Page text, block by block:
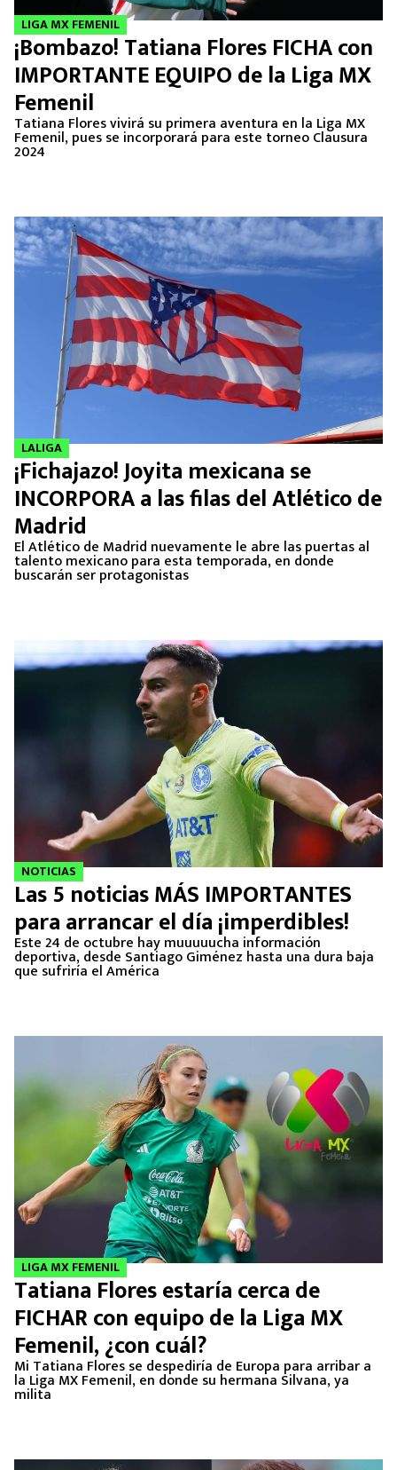
LIGA MX FEMENIL
¡Bombazo! Tatiana Flores FICHA con
IMPORTANTE EQUIPO de la Liga MX
Femenil
Tatiana Flores vivirá su primera aventura en la Liga MX
Femenil, pues se incorporará para este torneo Clausura
2024
LALIGA
¡Fichajazo! Joyita mexicana se
INCORPORA a las filas del Atlético de
Madrid
El Atlético de Madrid nuevamente le abre las puertas al
talento mexicano para esta temporada, en donde
buscarán ser protagonistas
NOTICIAS
Las 5 noticias MÁS IMPORTANTES
para arrancar el día ¡imperdibles!
Este 24 de octubre hay muuuuucha información
deportiva, desde Santiago Giménez hasta una dura baja
que sufriría el América
LIGA MX FEMENIL
Tatiana Flores estaría cerca de
FICHAR con equipo de la Liga MX
Femenil, ¿con cuál?
Mi Tatiana Flores se despediría de Europa para arribar a
la Liga MX Femenil, en donde su hermana Silvana, ya
milita